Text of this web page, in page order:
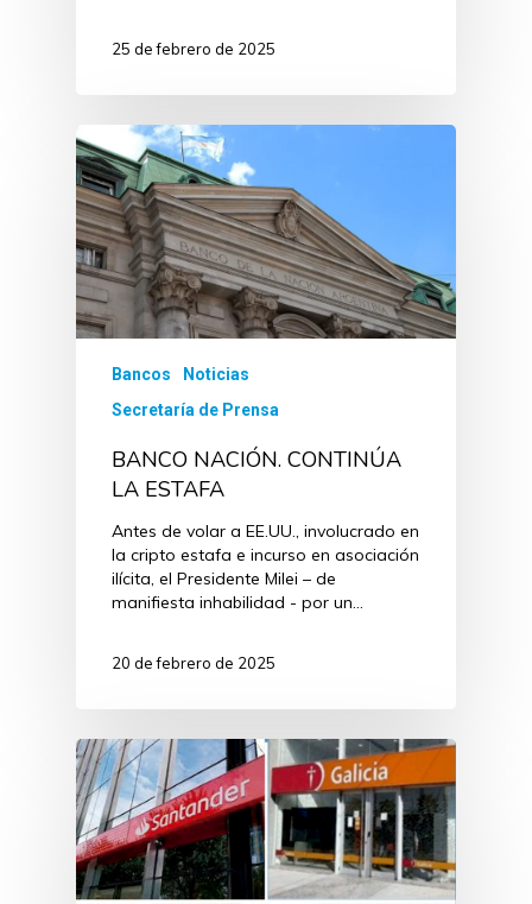
25 de febrero de 2025
Bancos
Noticias
Secretaría de Prensa
BANCO NACIÓN. CONTINÚA
LA ESTAFA
Antes de volar a EE.UU., involucrado en
la cripto estafa e incurso en asociación
ilícita, el Presidente Milei – de
manifiesta inhabilidad - por un…
20 de febrero de 2025